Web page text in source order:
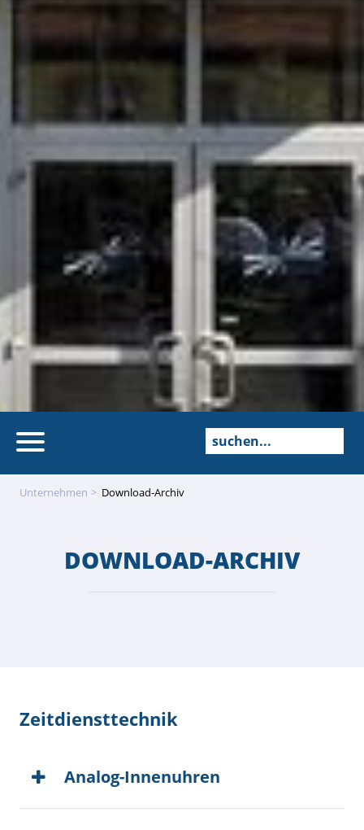
Unternehmen Download-Archiv
DOWNLOAD-ARCHIV
Zeitdiensttechnik
Analog-Innenuhren